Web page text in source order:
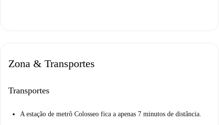
Zona & Transportes
Transportes
A estação de metrô Colosseo fica a apenas 7 minutos de distância.